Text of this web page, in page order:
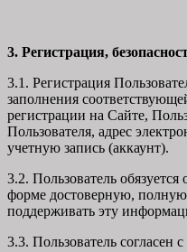
3. Регистрация,
3.1. Регистрация
заполнения
регистрации на Сайте,
Пользователя, адрес
учетную запись (аккаунт).
3.2. Пользователь
форме достоверную,
поддерживать эту
3.3. Пользователь согласен